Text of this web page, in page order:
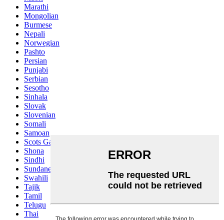
Marathi
Mongolian
Burmese
Nepali
Norwegian
Pashto
Persian
Punjabi
Serbian
Sesotho
Sinhala
Slovak
Slovenian
Somali
Samoan
Scots Gaelic
Shona
Sindhi
Sundanese
Swahili
Tajik
Tamil
Telugu
Thai